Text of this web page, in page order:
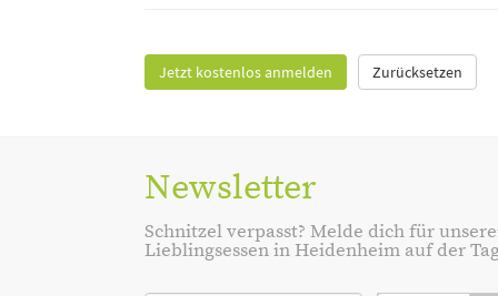
Jetzt kostenlos anmelden Zurücksetzen
Newsletter
Schnitzel verpasst? Melde dich für
Lieblingsessen in Heidenheim auf der